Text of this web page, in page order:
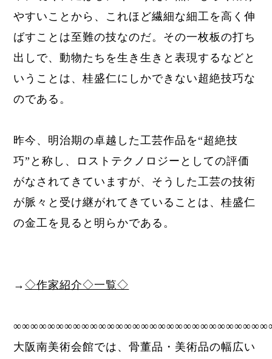
やすいことから、これほど繊細な細工を高く伸
ばすことは至難の技なのだ。その一枚板の打ち
出しで、動物たちを生き生きと表現するなどと
いうことは、桂盛仁にしかできない超絶技巧な
のである。
昨今、明治期の卓越した工芸作品を“超絶技
巧”と称し、ロストテクノロジーとしての評価
がなされてきていますが、そうした工芸の技術
が脈々と受け継がれてきていることは、桂盛仁
の金工を見ると明らかである。
→◇作家紹介◇一覧◇
大阪南美術会館では、骨董品・美術品の幅広い